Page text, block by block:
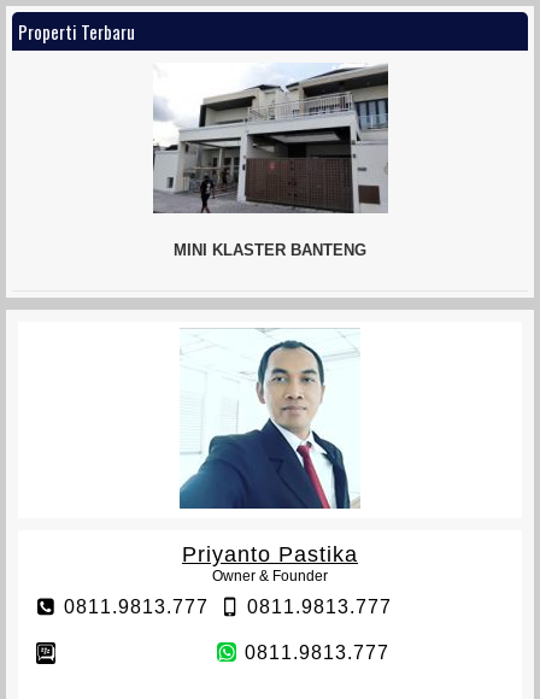
Properti Terbaru
MINI KLASTER BANTENG
VETERAN TOWNHOUSE
Priyanto Pastika
Owner & Founder
0811.9813.777 0811.9813.777
0811.9813.777